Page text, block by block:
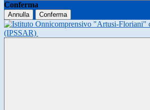
Conferma
Annulla Conferma
(IPSSAR)